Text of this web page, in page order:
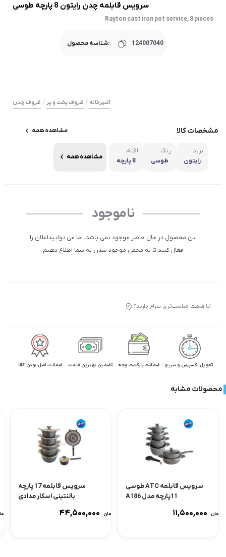
سرویس قابلمه چدن رایتون 8 پارچه طوسی
Rayton cast iron pot service, 8 pieces
شناسه محصول: 124007040
آشپزخانه / ظروف پخت و پز / ظروف چدن
مشخصات کالا مشاهده همه
برند
رایتون
رنگ
طوسی
اقلام
8 پارچه
مشاهده همه
ناموجود
این محصول در حال حاضر موجود نمی باشد، اما می توانیداعلان را
فعال کنید تا به محض موجود شدن به شما اطلاع دهیم
آیا قیمت مناسب‌تری سراغ دارید؟
تحویل اکسپرس و سریع ضمانت بازگشت وجه تضمین بهترین قیمت ضمانت اصل بودن کالا
محصولات مشابه
سرویس قابلمه ATC طوسی
11پارچه مدل A186
۱۱,۵۰۰,۰۰۰ تومان
سرویس قابلمه 17 پارچه
بالنتینی اسکار مدادی
۴۴,۵۰۰,۰۰۰ تومان